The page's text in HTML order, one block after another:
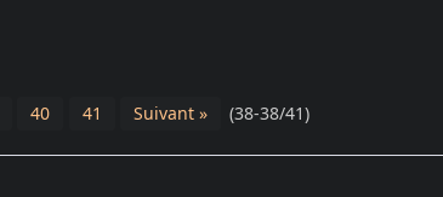
40 41 Suivant » (38-38/41)